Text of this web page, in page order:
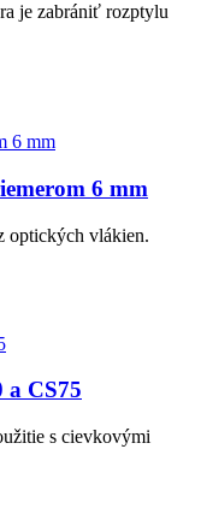
je zabrániť rozptylu
6 mm
optických vlákien.
a CS75
s cievkovými